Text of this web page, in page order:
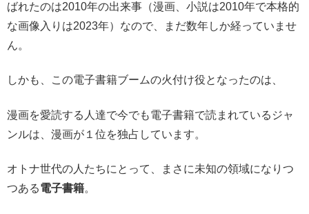
ばれたのは2010年の出来事（漫画、小説は2010年で本格的
な画像入りは2023年）なので、まだ数年しか経っていませ
ん。
しかも、この電子書籍ブームの火付け役となったのは、
漫画を愛読する人達で今でも電子書籍で読まれているジャ
ンルは、漫画が１位を独占しています。
オトナ世代の人たちにとって、まさに未知の領域になりつ
つある電子書籍。